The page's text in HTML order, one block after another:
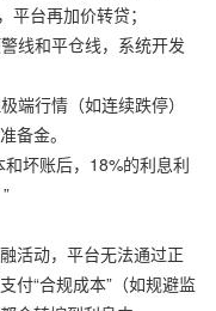
台再加价转贷；
线和平仓线，系统开发
端行情（如连续跌停）
备金。
坏账后，18%的利息利
活动，平台无法通过正
付“合规成本”（如规避监